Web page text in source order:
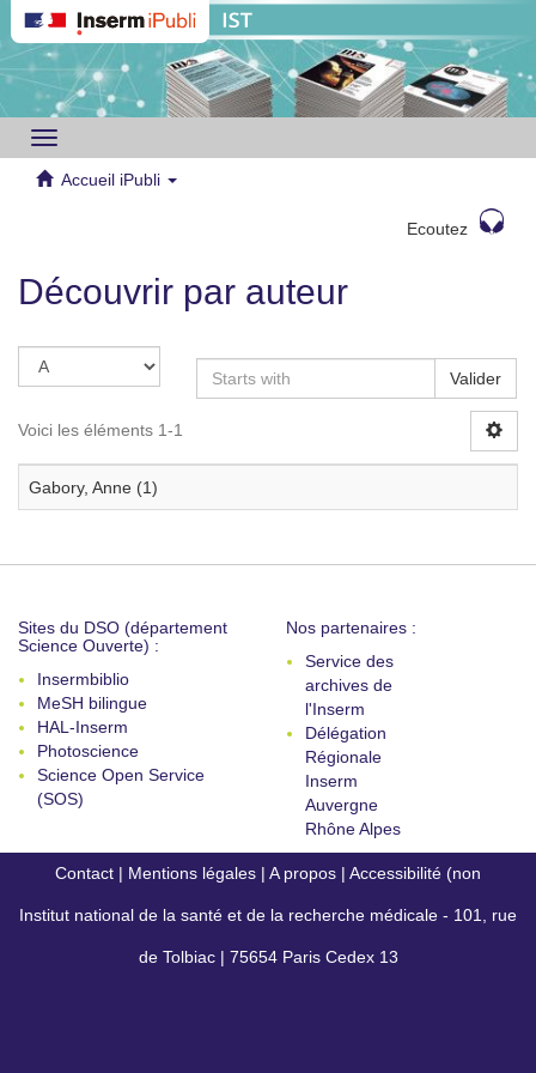
Toggle
navigation
Accueil iPubli
Ecoutez
Découvrir par auteur
Valider
Voici les éléments 1-1
Gabory, Anne (1)
Sites du DSO (département
Science Ouverte) :
Insermbiblio
MeSH bilingue
HAL-Inserm
Photoscience
Science Open Service
(SOS)
Nos partenaires :
Service des
archives de
l'Inserm
Délégation
Régionale
Inserm
Auvergne
Rhône Alpes
Contact | Mentions légales | A propos | Accessibilité (non
conforme)
Institut national de la santé et de la recherche médicale - 101, rue
de Tolbiac | 75654 Paris Cedex 13